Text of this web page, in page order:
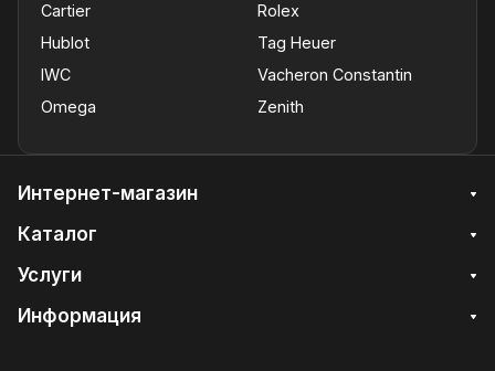
Cartier
Hublot
IWC
Omega
Rolex
Tag Heuer
Vacheron Constantin
Zenith
Интернет-магазин
Каталог
Услуги
Информация